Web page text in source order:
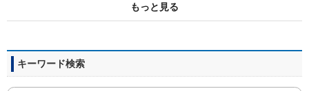
もっと見る
キーワード検索